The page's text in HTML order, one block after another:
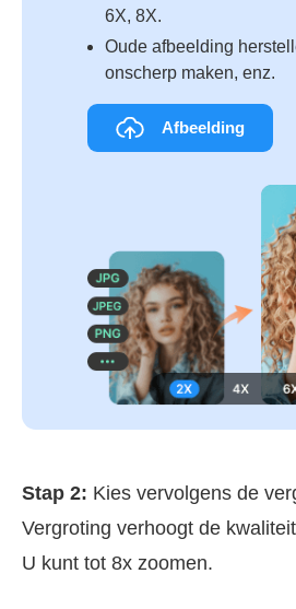
6X, 8X.
Oude afbeelding
onscherp maken, enz.
Afbeelding
Stap 2: Kies vervolgens de
Vergroting verhoogt de
U kunt tot 8x zoomen.